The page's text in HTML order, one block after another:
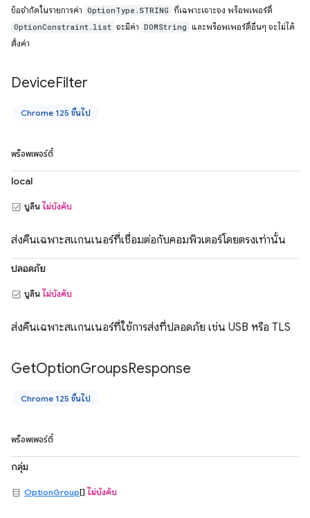
ข้อจำกัดในรายการค่า OptionType.STRING ที่เฉพาะเจาะจง พร็อพเพอร์ตี้
OptionConstraint.list จะมีค่า DOMString
และพร็อพเพอร์ตี้อื่นๆ จะไม่ได้
ตั้งค่า
DeviceFilter
Chrome 125 ขึ้นไป
พร็อพเพอร์ตี้
local
บูลีน ไม่บังคับ
ส่งคืนเฉพาะสแกนเนอร์ที่เชื่อมต่อกับคอมพิวเตอร์โดยตรงเท่านั้น
ปลอดภัย
บูลีน ไม่บังคับ
ส่งคืนเฉพาะสแกนเนอร์ที่ใช้การส่งที่ปลอดภัย เช่น USB หรือ TLS
GetOptionGroupsResponse
Chrome 125 ขึ้นไป
พร็อพเพอร์ตี้
กลุ่ม
OptionGroup[] ไม่บังคับ